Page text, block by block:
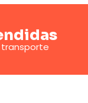
transporte